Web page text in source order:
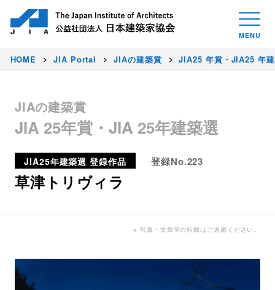
HOME JIA Portal JIAの建築賞 JIA25 年賞・JIA25 年
JIAの建築賞
JIA 25年賞・JIA 25年建築選
JIA25年建築選 登録作品 登録No.223
草津トリヴィラ
※ 写真・文章等の転載はご遠慮ください。